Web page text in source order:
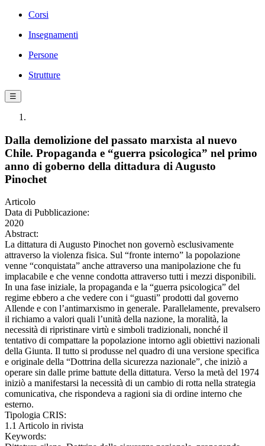
Corsi
Insegnamenti
Persone
Strutture
☰
Dalla demolizione del passato marxista al nuevo
Chile. Propaganda e “guerra psicologica” nel primo
anno di goberno della dittadura di Augusto
Pinochet
Articolo
Data di Pubblicazione:
2020
Abstract:
La dittatura di Augusto Pinochet non governò esclusivamente
attraverso la violenza fisica. Sul “fronte interno” la popolazione
venne “conquistata” anche attraverso una manipolazione che fu
implacabile e che venne condotta attraverso tutti i mezzi disponibili.
In una fase iniziale, la propaganda e la “guerra psicologica” del
regime ebbero a che vedere con i “guasti” prodotti dal governo
Allende e con l’antimarxismo in generale. Parallelamente, prevalsero
il richiamo a valori quali l’unità della nazione, la moralità, la
necessità di ripristinare virtù e simboli tradizionali, nonché il
tentativo di compattare la popolazione intorno agli obiettivi nazionali
della Giunta. Il tutto si produsse nel quadro di una versione specifica
e originale della “Dottrina della sicurezza nazionale”, che iniziò a
operare sin dalle prime battute della dittatura. Verso la metà del 1974
iniziò a manifestarsi la necessità di un cambio di rotta nella strategia
comunicativa, che rispondeva a ragioni sia di ordine interno che
esterno.
Tipologia CRIS:
1.1 Articolo in rivista
Keywords: